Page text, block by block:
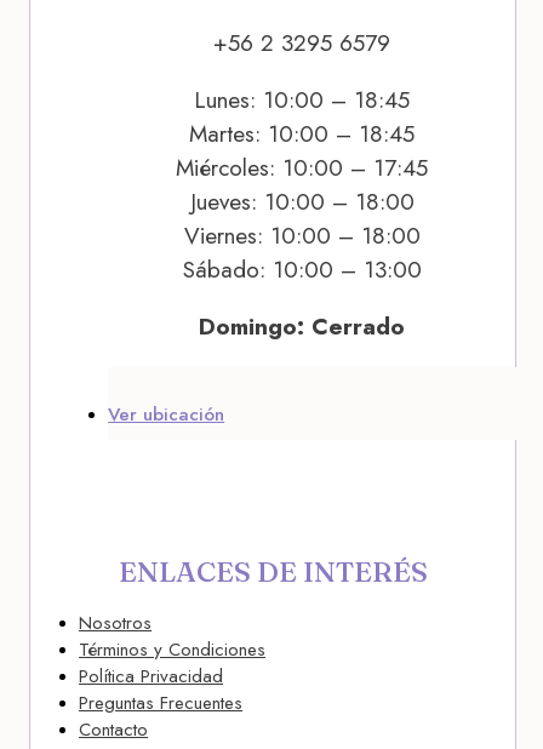
+56 2 3295 6579
Lunes: 10:00 – 18:45
Martes: 10:00 – 18:45
Miércoles: 10:00 – 17:45
Jueves: 10:00 – 18:00
Viernes: 10:00 – 18:00
Sábado: 10:00 – 13:00
Domingo: Cerrado
Ver ubicación
ENLACES DE INTERÉS
Nosotros
Términos y Condiciones
Política Privacidad
Preguntas Frecuentes
Contacto